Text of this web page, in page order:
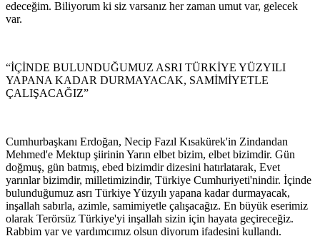
edeceğim. Biliyorum ki siz varsanız her zaman umut var, gelecek
var.
“İÇİNDE BULUNDUĞUMUZ ASRI TÜRKİYE YÜZYILI
YAPANA KADAR DURMAYACAK, SAMİMİYETLE
ÇALIŞACAĞIZ”
Cumhurbaşkanı Erdoğan, Necip Fazıl Kısakürek'in Zindandan
Mehmed'e Mektup şiirinin Yarın elbet bizim, elbet bizimdir. Gün
doğmuş, gün batmış, ebed bizimdir dizesini hatırlatarak, Evet
yarınlar bizimdir, milletimizindir, Türkiye Cumhuriyeti'nindir. İçinde
bulunduğumuz asrı Türkiye Yüzyılı yapana kadar durmayacak,
inşallah sabırla, azimle, samimiyetle çalışacağız. En büyük eserimiz
olarak Terörsüz Türkiye'yi inşallah sizin için hayata geçireceğiz.
Rabbim yar ve yardımcımız olsun diyorum ifadesini kullandı.